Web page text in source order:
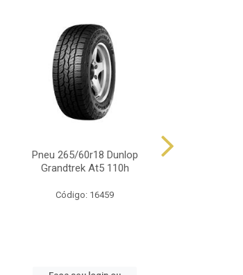
Pneu 265/60r18 Dunlop
Grandtrek At5 110h
Código: 16459